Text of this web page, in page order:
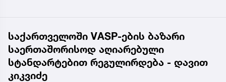
საქართველოში VASP-ების ბაზარი
საერთაშორისოდ აღიარებული
სტანდარტებით რეგულირდება - დავით
კიკვიძე